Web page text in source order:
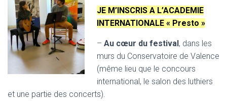
JE M’INSCRIS A L’ACADEMIE
INTERNATIONALE « Presto »
– Au cœur du festival, dans les
murs du Conservatoire de Valence
(même lieu que le concours
international, le salon des luthiers
et une partie des concerts).